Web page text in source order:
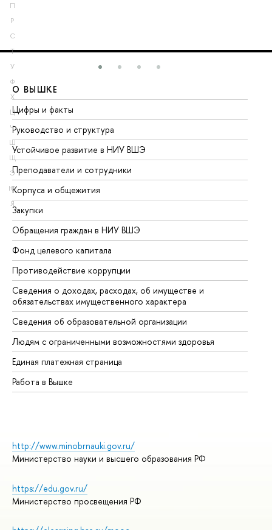
П
Р
С
Т
У
Ф
Х
Ц
Ч
Ш
Щ
Э
Ю
Я
О ВЫШКЕ
Цифры и факты
Руководство и структура
Устойчивое развитие в НИУ ВШЭ
Преподаватели и сотрудники
Корпуса и общежития
Закупки
Обращения граждан в НИУ ВШЭ
Фонд целевого капитала
Противодействие коррупции
Сведения о доходах, расходах, об имуществе и
обязательствах имущественного характера
Сведения об образовательной организации
Людям с ограниченными возможностями здоровья
Единая платежная страница
Работа в Вышке
http://www.minobrnauki.gov.ru/
Министерство науки и высшего образования РФ
https://edu.gov.ru/
Министерство просвещения РФ